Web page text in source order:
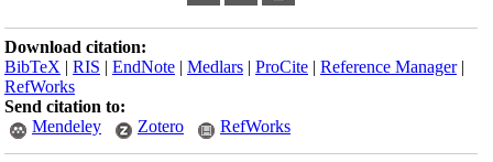
Download citation:
BibTeX |RIS |EndNote |Medlars |ProCite |Reference Manager
RefWorks
Send citation to:
Mendeley
Zotero RefWorks